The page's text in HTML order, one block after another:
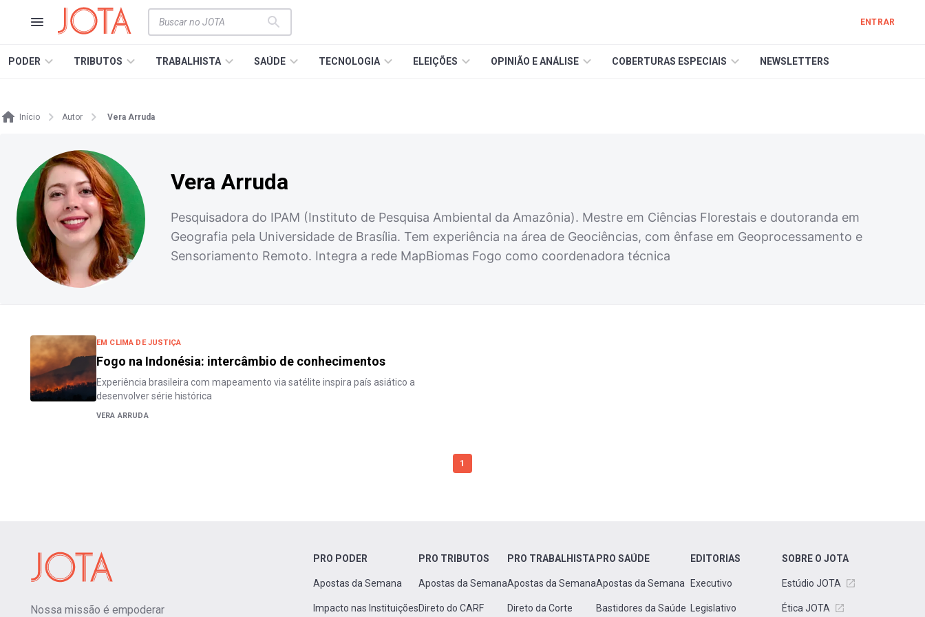
ENTRAR
PODER TRIBUTOS TRABALHISTA SAÚDE TECNOLOGIA ELEIÇÕES OPINIÃO E ANÁLISE COBERTURAS ESPECIAIS NEWSLETTERS
Início Autor Vera Arruda
Vera Arruda
Pesquisadora do IPAM (Instituto de Pesquisa Ambiental da Amazônia). Mestre em Ciências Florestais e doutoranda em
Geografia pela Universidade de Brasília. Tem experiência na área de Geociências, com ênfase em Geoprocessamento e
Sensoriamento Remoto. Integra a rede MapBiomas Fogo como coordenadora técnica
EM CLIMA DE JUSTIÇA
Fogo na Indonésia: intercâmbio de conhecimentos
Experiência brasileira com mapeamento via satélite inspira país asiático a
desenvolver série histórica
VERA ARRUDA
1
Nossa missão é empoderar
PRO PODER
Apostas da Semana
Impacto nas Instituições
PRO TRIBUTOS
Apostas da Semana
Direto do CARF
PRO TRABALHISTA
Apostas da Semana
Direto da Corte
PRO SAÚDE
Apostas da Semana
Bastidores da Saúde
EDITORIAS
Executivo
Legislativo
SOBRE O JOTA
Estúdio JOTA
Ética JOTA